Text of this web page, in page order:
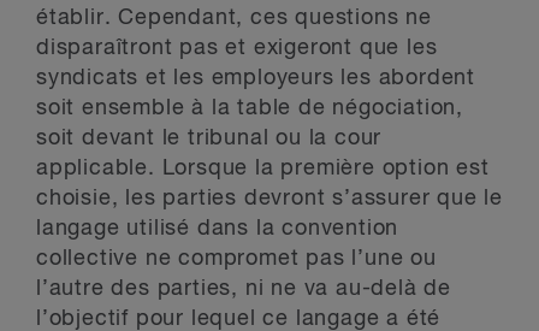
établir. Cependant, ces questions ne
disparaîtront pas et exigeront que les
syndicats et les employeurs les abordent
soit ensemble à la table de négociation,
soit devant le tribunal ou la cour
applicable. Lorsque la première option est
choisie, les parties devront s’assurer que le
langage utilisé dans la convention
collective ne compromet pas l’une ou
l’autre des parties, ni ne va au-delà de
l’objectif pour lequel ce langage a été